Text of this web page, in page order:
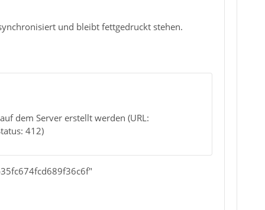
und bleibt fettgedruckt stehen.
dem Server erstellt werden (URL:
412)